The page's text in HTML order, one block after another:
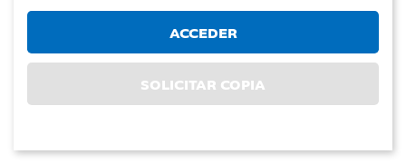
ACCEDER
SOLICITAR COPIA